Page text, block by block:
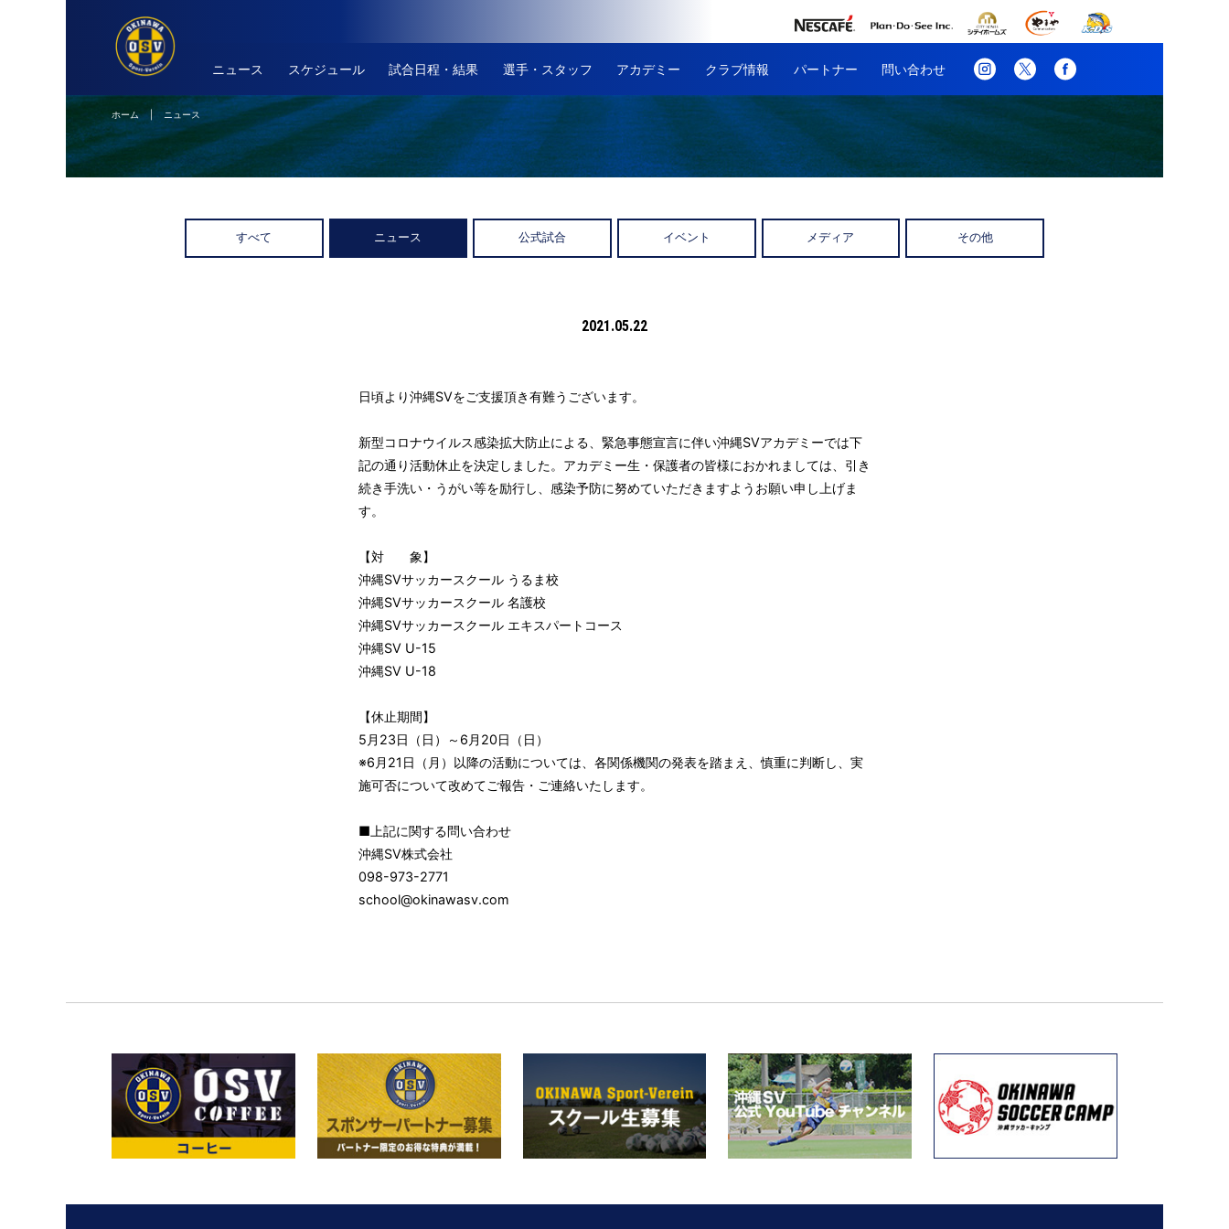
ニュース スケジュール 試合日程・結果 選手・スタッフ アカデミー クラブ情報 パートナー 問い合わせ
ホーム| ニュース
すべて ニュース 公式試合 イベント メディア その他
2021.05.22
日頃より沖縄SVをご支援頂き有難うございます。
新型コロナウイルス感染拡大防止による、緊急事態宣言に伴い沖縄SVアカデミーでは下
記の通り活動休止を決定しました。アカデミー生・保護者の皆様におかれましては、引き
続き手洗い・うがい等を励行し、感染予防に努めていただきますようお願い申し上げま
す。
【対 象】
沖縄SVサッカースクール うるま校
沖縄SVサッカースクール 名護校
沖縄SVサッカースクール エキスパートコース
沖縄SV U-15
沖縄SV U-18
【休止期間】
5月23日（日）～6月20日（日）
※6月21日（月）以降の活動については、各関係機関の発表を踏まえ、慎重に判断し、実
施可否について改めてご報告・ご連絡いたします。
■上記に関する問い合わせ
沖縄SV株式会社
098-973-2771
school@okinawasv.com